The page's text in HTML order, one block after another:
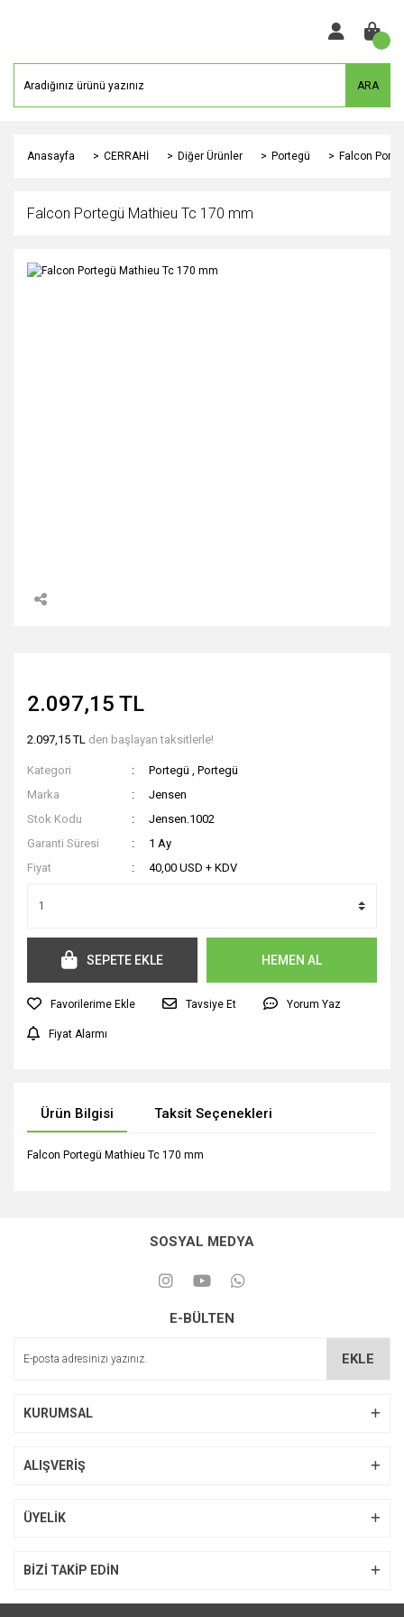
ARA
Anasayfa CERRAHİ Diğer Ürünler Portegü Falcon
Falcon Portegü Mathieu Tc 170 mm
2.097,15 TL
2.097,15 TL den başlayan taksitlerle!
Kategori Portegü ,Portegü
Marka
Jensen
Stok Kodu
Jensen.1002
Garanti Süresi
1 Ay
Fiyat
40,00 USD + KDV
SEPETE EKLE HEMEN AL
Tavsiye Et Yorum Yaz
Fiyat Alarmı
Ürün Bilgisi Taksit Seçenekleri
Falcon Portegü Mathieu Tc 170 mm
SOSYAL MEDYA
E-BÜLTEN
EKLE
KURUMSAL
ALIŞVERİŞ
ÜYELİK
BİZİ TAKİP EDİN